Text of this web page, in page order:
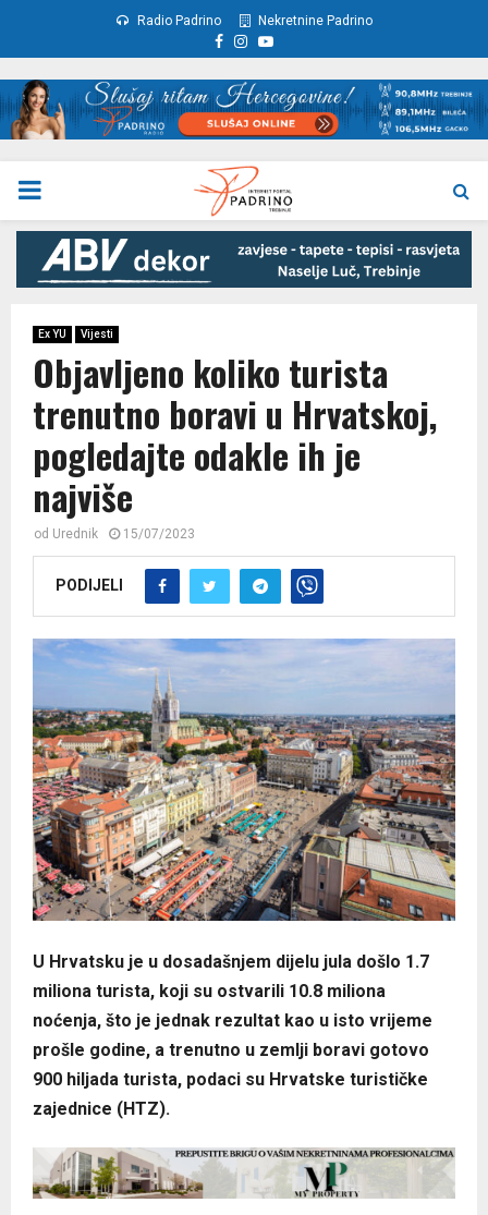
Radio Padrino Nekretnine Padrino
Facebook
Instagram
Youtube
PRIMARY
MENU
Ex YU Vijesti
Objavljeno koliko turista
trenutno boravi u Hrvatskoj,
pogledajte odakle ih je
najviše
od Urednik 15/07/2023
PODIJELI
​U Hrvatsku je u dosadašnjem dijelu jula došlo 1.7
miliona turista, koji su ostvarili 10.8 miliona
noćenja, što je jednak rezultat kao u isto vrijeme
prošle godine, a trenutno u zemlji boravi gotovo
900 hiljada turista, podaci su Hrvatske turističke
zajednice (HTZ).